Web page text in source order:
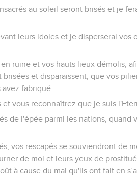
au soleil seront brisés et je
leurs idoles et je disperserai vos
ruine et vos hauts lieux démolis,
et disparaissent, que vos
fabriqué.
vous reconnaîtrez que je suis
de l'épée parmi les nations, quand
vos rescapés se souviendront de
de moi et leurs yeux de
à cause du mal qu'ils ont fait en